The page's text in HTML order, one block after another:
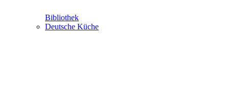
Bibliothek
Deutsche Küche